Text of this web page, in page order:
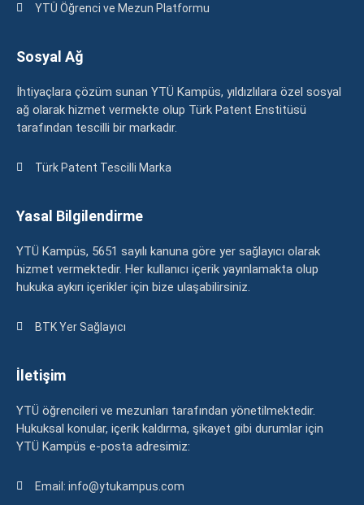
YTÜ Öğrenci ve Mezun Platformu
Sosyal Ağ
İhtiyaçlara çözüm sunan YTÜ Kampüs, yıldızlılara özel sosyal
ağ olarak hizmet vermekte olup Türk Patent Enstitüsü
tarafından tescilli bir markadır.
Türk Patent Tescilli Marka
Yasal Bilgilendirme
YTÜ Kampüs, 5651 sayılı kanuna göre yer sağlayıcı olarak
hizmet vermektedir. Her kullanıcı içerik yayınlamakta olup
hukuka aykırı içerikler için bize ulaşabilirsiniz.
BTK Yer Sağlayıcı
İletişim
YTÜ öğrencileri ve mezunları tarafından yönetilmektedir.
Hukuksal konular, içerik kaldırma, şikayet gibi durumlar için
YTÜ Kampüs e-posta adresimiz:
Email: info@ytukampus.com